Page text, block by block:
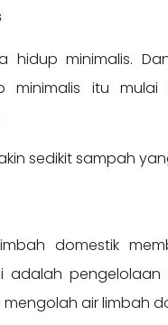
hidup minimalis.
minimalis itu
sedikit sampah
domestik
ini adalah
air limbah